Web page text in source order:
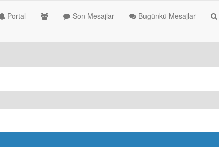
Portal Son Mesajlar Bugünkü Mesajlar